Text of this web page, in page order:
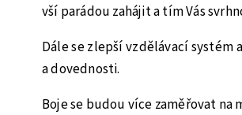
vší parádou zahájit a tím Vás
Dále se zlepší vzdělávací systém
a dovednosti.
Boje se budou více zaměřovat na